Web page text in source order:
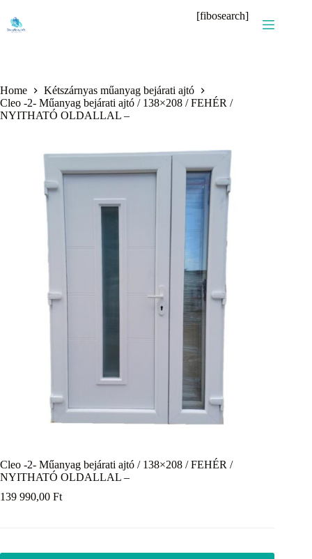
content
[fibosearch]
Home
Kétszárnyas műanyag bejárati ajtó
Cleo -2- Műanyag bejárati ajtó / 138×208 / FEHÉR /
NYITHATÓ OLDALLAL –
Cleo -2- Műanyag bejárati ajtó / 138×208 / FEHÉR /
NYITHATÓ OLDALLAL –
139 990,00 Ft